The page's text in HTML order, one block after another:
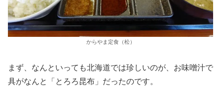
からやま定食（松）
まず、なんといっても北海道では珍しいのが、お味噌汁で
具がなんと「とろろ昆布」だったのです。